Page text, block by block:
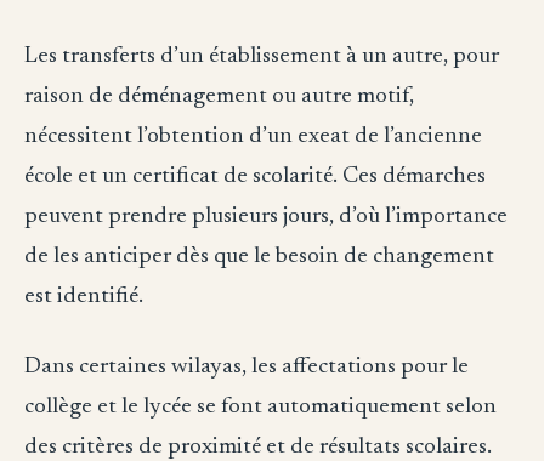
Les transferts d’un établissement à un autre, pour
raison de déménagement ou autre motif,
nécessitent l’obtention d’un exeat de l’ancienne
école et un certificat de scolarité. Ces démarches
peuvent prendre plusieurs jours, d’où l’importance
de les anticiper dès que le besoin de changement
est identifié.
Dans certaines wilayas, les affectations pour le
collège et le lycée se font automatiquement selon
des critères de proximité et de résultats scolaires.